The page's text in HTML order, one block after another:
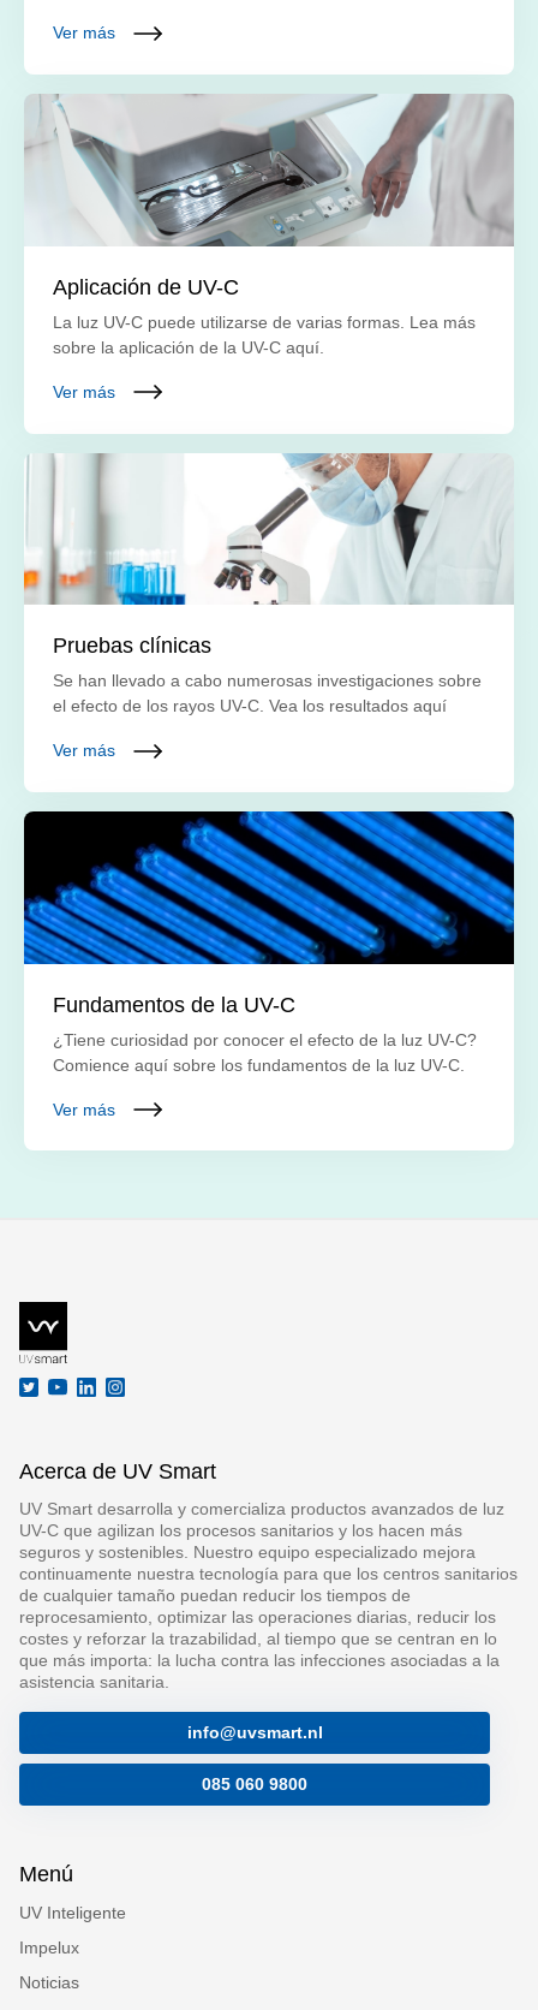
Ver más
Aplicación de UV-C
La luz UV-C puede utilizarse de varias formas. Lea más
sobre la aplicación de la UV-C aquí.
Ver más
Pruebas clínicas
Se han llevado a cabo numerosas investigaciones sobre
el efecto de los rayos UV-C. Vea los resultados aquí
Ver más
Fundamentos de la UV-C
¿Tiene curiosidad por conocer el efecto de la luz UV-C?
Comience aquí sobre los fundamentos de la luz UV-C.
Ver más
Acerca de UV Smart
UV Smart desarrolla y comercializa productos avanzados de luz
UV-C que agilizan los procesos sanitarios y los hacen más
seguros y sostenibles. Nuestro equipo especializado mejora
continuamente nuestra tecnología para que los centros sanitarios
de cualquier tamaño puedan reducir los tiempos de
reprocesamiento, optimizar las operaciones diarias, reducir los
costes y reforzar la trazabilidad, al tiempo que se centran en lo
que más importa: la lucha contra las infecciones asociadas a la
asistencia sanitaria.
info@uvsmart.nl
085 060 9800
Menú
UV Inteligente
Impelux
Noticias